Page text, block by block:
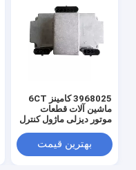
3968025 کامینز 6CT
ماشین آلات قطعات
موتور دیزلی ماژول کنترل
بهترین قیمت